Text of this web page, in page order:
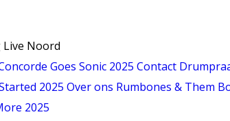
Live Noord
Goes Sonic 2025 Contact
2025 Over ons Rumbones & Them
2025